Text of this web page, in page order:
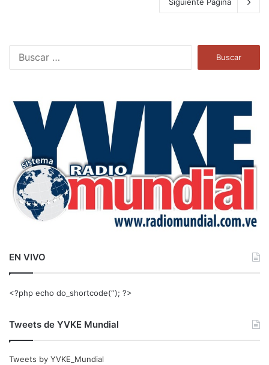
a
EN VIVO
<?php echo do_shortcode(‘‘); ?>
Tweets de YVKE Mundial
Tweets by YVKE_Mundial